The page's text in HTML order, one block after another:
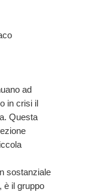
ad
in crisi il
Questa
sostanziale
è il gruppo